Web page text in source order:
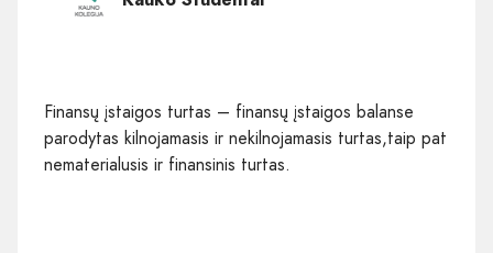
Finansų įstaigos turtas – finansų įstaigos balanse
parodytas kilnojamasis ir nekilnojamasis turtas,taip pat
nematerialusis ir finansinis turtas.